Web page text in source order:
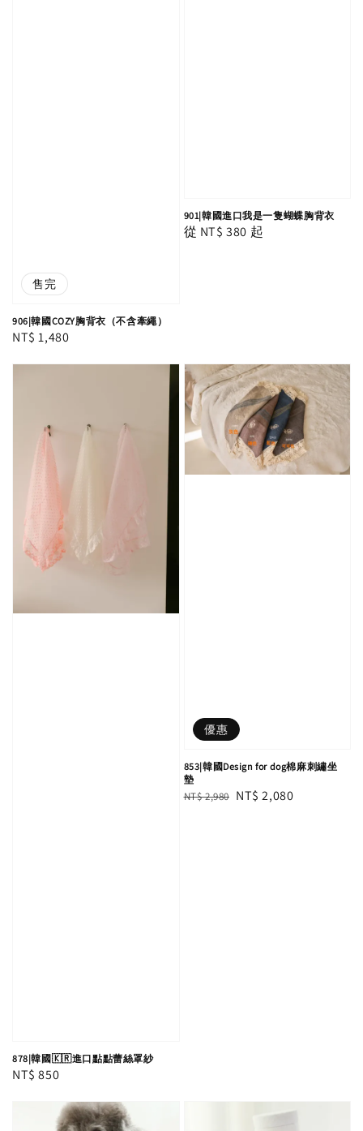
售完
906|韓國COZY胸背衣（不含牽繩）
Regular
NT$ 1,480
901|韓國進口我是一隻蝴蝶胸背衣
Regular
從 NT$ 380 起
878|韓國🇰🇷進口點點蕾絲罩紗
Regular
NT$ 850
優惠
853|韓國Design for dog棉麻刺繡坐
墊
Regular
NT$ 2,980 Sale
NT$ 2,080